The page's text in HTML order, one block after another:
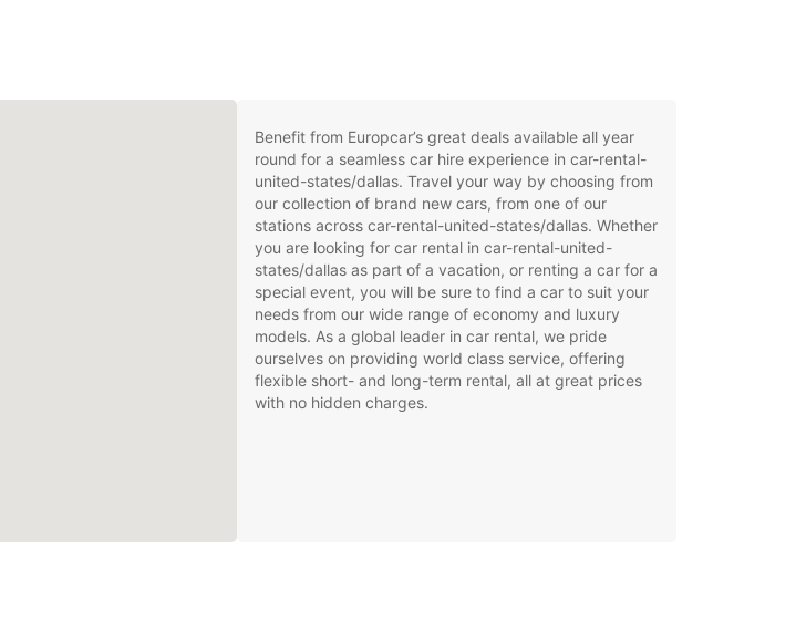
Benefit from Europcar’s great deals available all year
round for a seamless car hire experience in car-rental-
united-states/dallas. Travel your way by choosing from
our collection of brand new cars, from one of our
stations across car-rental-united-states/dallas. Whether
you are looking for car rental in car-rental-united-
states/dallas as part of a vacation, or renting a car for a
special event, you will be sure to find a car to suit your
needs from our wide range of economy and luxury
models. As a global leader in car rental, we pride
ourselves on providing world class service, offering
flexible short- and long-term rental, all at great prices
with no hidden charges.